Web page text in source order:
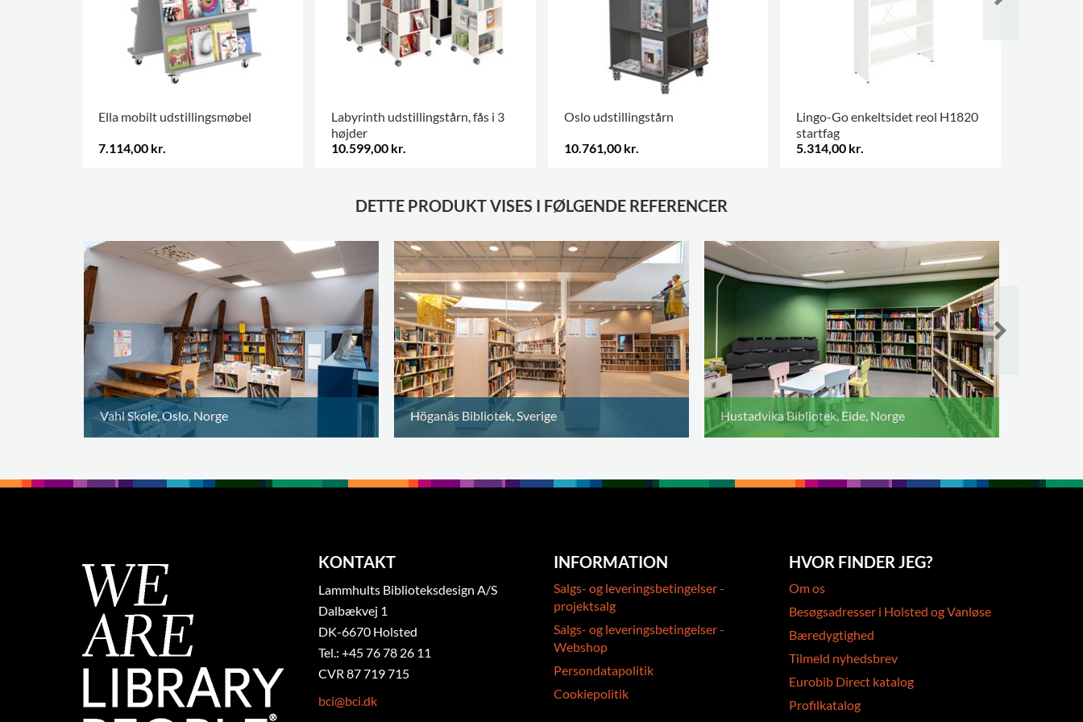
Ella mobilt udstillingsmøbel
7.114,00 kr.
Labyrinth udstillingstårn, fås i 3
højder
10.599,00 kr.
Oslo udstillingstårn
10.761,00 kr.
Lingo-Go enkeltsidet reol H1820
startfag
5.314,00 kr.
DETTE PRODUKT VISES I FØLGENDE REFERENCER
Vahl Skole, Oslo, Norge Höganäs Bibliotek, Sverige Hustadvika Bibliotek, Eide, Norge
KONTAKT
Lammhults Biblioteksdesign A/S
Dalbækvej 1
DK-6670 Holsted
Tel.: +45 76 78 26 11
CVR 87 719 715
bci@bci.dk
INFORMATION
Salgs- og leveringsbetingelser -
projektsalg
Salgs- og leveringsbetingelser -
Webshop
Persondatapolitik
Cookiepolitik
HVOR FINDER JEG?
Om os
Besøgsadresser i Holsted og Vanløse
Bæredygtighed
Tilmeld nyhedsbrev
Eurobib Direct katalog
Profilkatalog